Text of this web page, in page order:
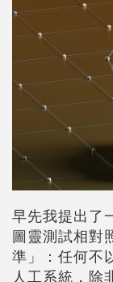
早先我提出了
圖靈測試相對
準」：任何不
人工系統，除